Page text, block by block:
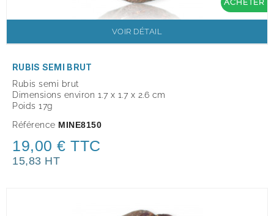
ACHETER
VOIR DÉTAIL
RUBIS SEMI BRUT
Rubis semi brut
Dimensions environ 1.7 x 1.7 x 2.6 cm
Poids 17g
Référence MINE8150
19,00 € TTC
15,83 HT